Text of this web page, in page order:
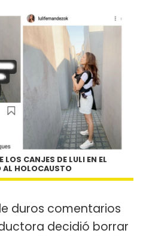
LOS CANJES DE LULI EN EL
AL HOLOCAUSTO
duros comentarios
decidió borrar